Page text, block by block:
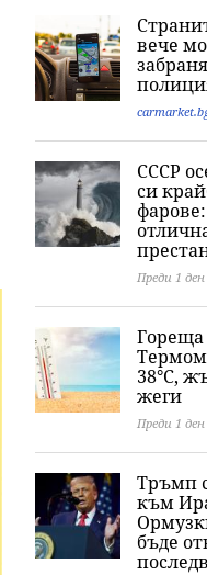
гаврили с
жертвата, момиче
примамило убития
в Пловдив
вече
СССР
си
Преди 1 ден
Гореща
38°C,
жеги
Преди 1 ден
Тръмп
към
бъде